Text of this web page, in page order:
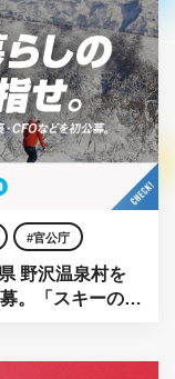
官公庁
野沢温泉村を
。「スキーの名